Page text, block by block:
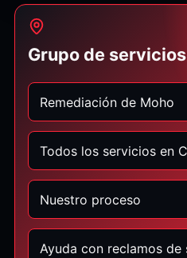
Grupo de
Remediación de Moho
Todos los servicios en
Nuestro proceso
Ayuda con reclamos de